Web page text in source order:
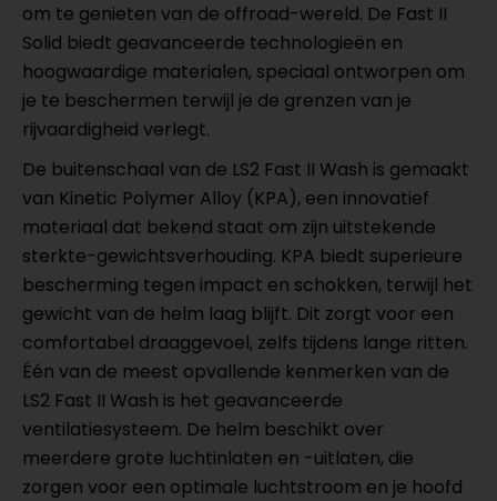
om te genieten van de offroad-wereld. De Fast II
Solid biedt geavanceerde technologieën en
hoogwaardige materialen, speciaal ontworpen om
je te beschermen terwijl je de grenzen van je
rijvaardigheid verlegt.
De buitenschaal van de LS2 Fast II Wash is gemaakt
van Kinetic Polymer Alloy (KPA), een innovatief
materiaal dat bekend staat om zijn uitstekende
sterkte-gewichtsverhouding. KPA biedt superieure
bescherming tegen impact en schokken, terwijl het
gewicht van de helm laag blijft. Dit zorgt voor een
comfortabel draaggevoel, zelfs tijdens lange ritten.
Één van de meest opvallende kenmerken van de
LS2 Fast II Wash is het geavanceerde
ventilatiesysteem. De helm beschikt over
meerdere grote luchtinlaten en -uitlaten, die
zorgen voor een optimale luchtstroom en je hoofd